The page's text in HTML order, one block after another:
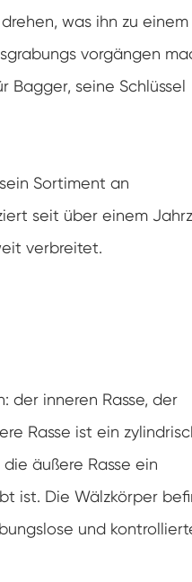
was ihn zu einem
vorgängen
seine Schlüssel
Sortiment an
seit über einem
verbreitet.
der inneren Rasse, der
Rasse ist ein
äußere Rasse ein
ist. Die Wälzkörper
und